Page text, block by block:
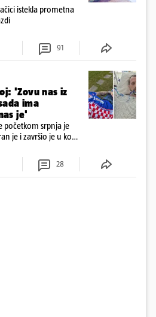
istekla prometna
91
'Zovu nas iz
ima
je'
početkom srpnja je
je i završio je u komi.
u oporavak: 'Imamo
28